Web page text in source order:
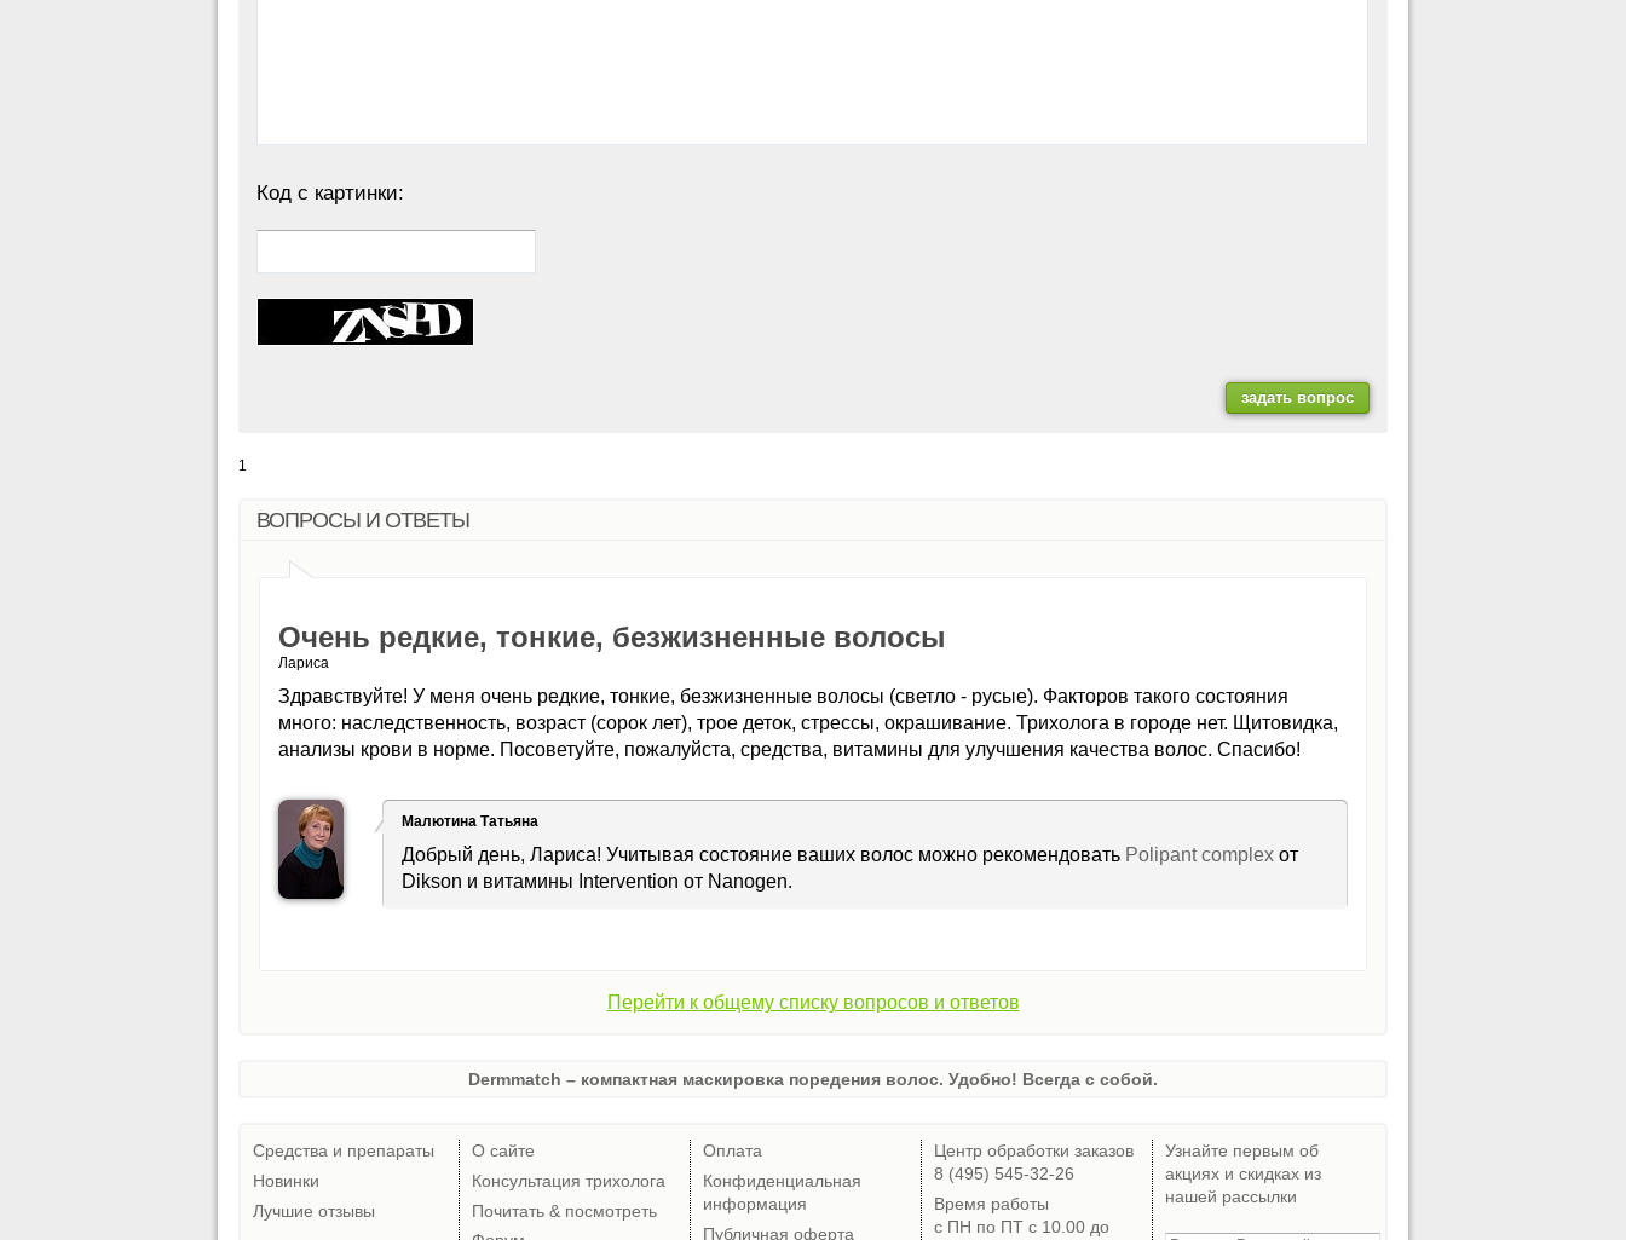
Код с картинки:
1
ВОПРОСЫ И ОТВЕТЫ
Очень редкие, тонкие, безжизненные волосы
Лариса
Здравствуйте! У меня очень редкие, тонкие, безжизненные волосы (светло - русые). Факторов такого состояния
много: наследственность, возраст (сорок лет), трое деток, стрессы, окрашивание. Трихолога в городе нет. Щитовидка,
анализы крови в норме. Посоветуйте, пожалуйста, средства, витамины для улучшения качества волос. Спасибо!
Малютина Татьяна
Добрый день, Лариса! Учитывая состояние ваших волос можно рекомендовать Polipant complex от
Dikson и витамины Intervention от Nanogen.
Перейти к общему списку вопросов и ответов
Dermmatch – компактная маскировка поредения волос. Удобно! Всегда с собой.
Средства и препараты
Новинки
Лучшие отзывы
О сайте
Консультация трихолога
Почитать & посмотреть
Оплата
Конфиденциальная
информация
Публичная оферта
Центр обработки заказов
8 (495) 545-32-26
Время работы
с ПН по ПТ с 10.00 до
Узнайте первым об
акциях и скидках из
нашей рассылки